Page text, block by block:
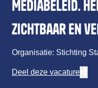
Mediabeleid.
zichtbaar en
Organisatie: Stichting
Deel deze vacature